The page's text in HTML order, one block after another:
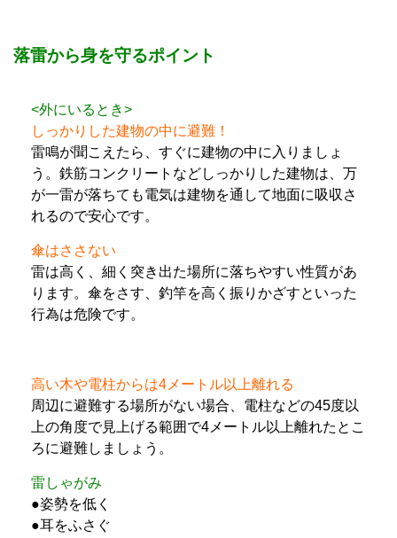
落雷から身を守るポイント
<外にいるとき>
しっかりした建物の中に避難！
雷鳴が聞こえたら、すぐに建物の中に入りましょ
う。鉄筋コンクリートなどしっかりした建物は、万
が一雷が落ちても電気は建物を通して地面に吸収さ
れるので安心です。
傘はささない
雷は高く、細く突き出た場所に落ちやすい性質があ
ります。傘をさす、釣竿を高く振りかざすといった
行為は危険です。
高い木や電柱からは4メートル以上離れる
周辺に避難する場所がない場合、電柱などの45度以
上の角度で見上げる範囲で4メートル以上離れたとこ
ろに避難しましょう。
雷しゃがみ
●姿勢を低く
●耳をふさぐ